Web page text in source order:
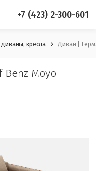
+7 (423) 2-300-601
кресла Диван |
Moyo